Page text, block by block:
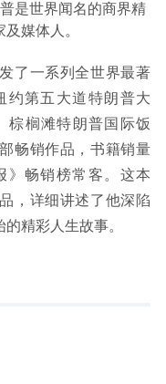
是世界闻名的商界精
媒体人。
了一系列全世界最著
约第五大道特朗普大
棕榈滩特朗普国际饭
畅销作品，书籍销量
》畅销榜常客。这本
，详细讲述了他深陷
精彩人生故事。